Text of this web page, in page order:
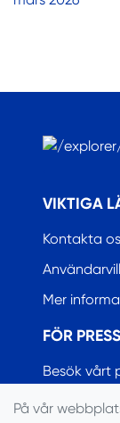
VIKTIGA
Kontakta
Mer
FÖR PRESS
Besök vårt
På vår